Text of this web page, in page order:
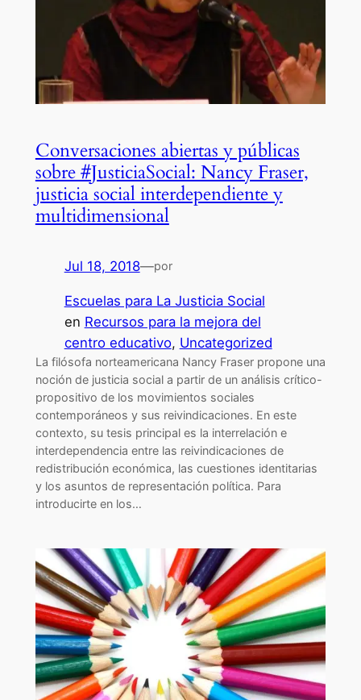
Conversaciones abiertas y públicas
sobre #JusticiaSocial: Nancy Fraser,
justicia social interdependiente y
multidimensional
Jul 18, 2018—por
Escuelas para La Justicia Social
en Recursos para la mejora del
centro educativo, Uncategorized
La filósofa norteamericana Nancy Fraser propone una
noción de justicia social a partir de un análisis crítico-
propositivo de los movimientos sociales
contemporáneos y sus reivindicaciones. En este
contexto, su tesis principal es la interrelación e
interdependencia entre las reivindicaciones de
redistribución económica, las cuestiones identitarias
y los asuntos de representación política. Para
introducirte en los…